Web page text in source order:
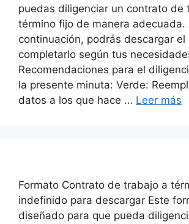
puedas diligenciar un contrato de
término fijo de manera adecuada.
continuación, podrás descargar el
completarlo según tus
Recomendaciones para el
la presente minuta: Verde:
datos a los que hace … Leer más
Formato Contrato de trabajo a
indefinido para descargar Este
diseñado para que pueda